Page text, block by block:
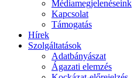
Médiamegjelenéseink
Kapcsolat
Támogatás
Hírek
Szolgáltatások
Adatbányászat
Ágazati elemzés